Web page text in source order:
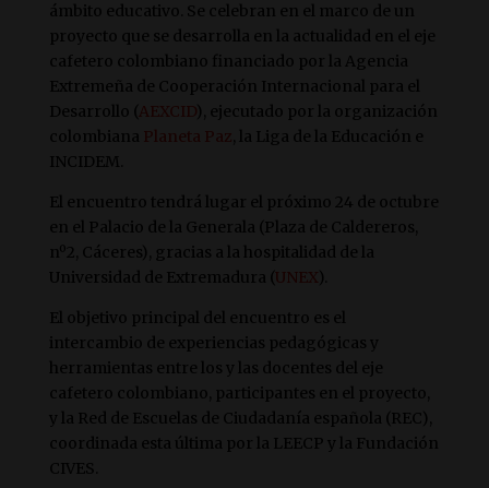
ámbito educativo. Se celebran en el marco de un
proyecto que se desarrolla en la actualidad en el eje
cafetero colombiano financiado por la Agencia
Extremeña de Cooperación Internacional para el
Desarrollo (AEXCID), ejecutado por la organización
colombiana Planeta Paz , la Liga de la Educación e
INCIDEM.
El encuentro tendrá lugar el próximo 24 de octubre
en el Palacio de la Generala (Plaza de Caldereros,
nº2, Cáceres), gracias a la hospitalidad de la
Universidad de Extremadura (UNEX).
El objetivo principal del encuentro es el
intercambio de experiencias pedagógicas y
herramientas entre los y las docentes del eje
cafetero colombiano, participantes en el proyecto,
y la Red de Escuelas de Ciudadanía española (REC),
coordinada esta última por la LEECP y la Fundación
CIVES.